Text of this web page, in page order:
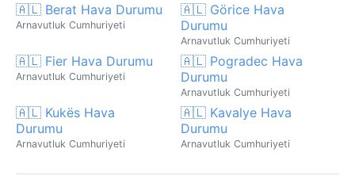
🇦🇱 Berat Hava Durumu
Arnavutluk Cumhuriyeti
🇦🇱 Görice Hava
Durumu
Arnavutluk Cumhuriyeti
🇦🇱 Fier Hava Durumu
Arnavutluk Cumhuriyeti
🇦🇱 Pogradec Hava
Durumu
Arnavutluk Cumhuriyeti
🇦🇱 Kukës Hava
Durumu
Arnavutluk Cumhuriyeti
🇦🇱 Kavalye Hava
Durumu
Arnavutluk Cumhuriyeti